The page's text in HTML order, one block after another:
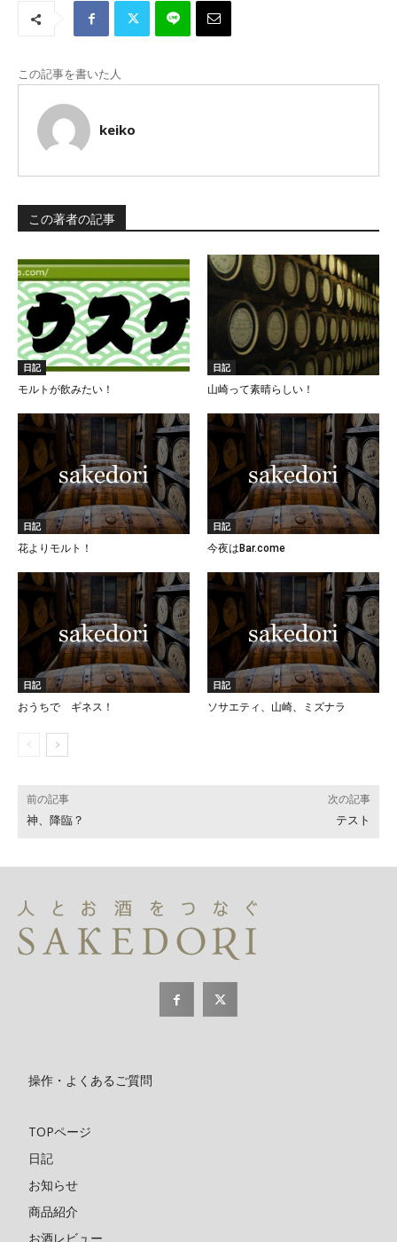
この記事を書いた人
keiko
この著者の記事
日記
モルトが飲みたい！
日記
山崎って素晴らしい！
日記
花よりモルト！
日記
今夜はBar.come
日記
おうちで ギネス！
日記
ソサエティ、山崎、ミズナラ
前の記事
神、降臨？
次の記事
テスト
操作・よくあるご質問
TOPページ
日記
お知らせ
商品紹介
お酒レビュー